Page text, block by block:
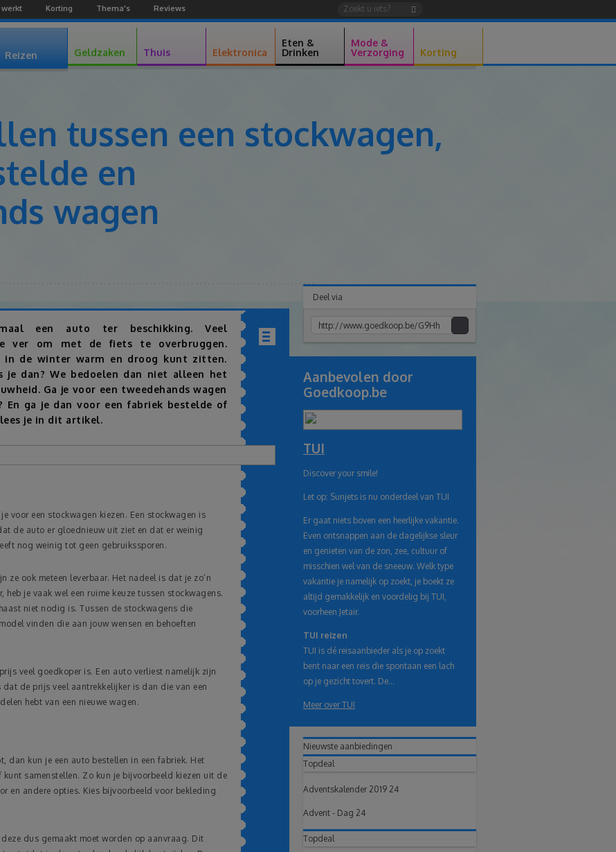
werkt Korting Thema's Reviews
Reizen Geldzaken Thuis Elektronica
Eten &
Drinken
Mode &
Verzorging
Korting
tussen een stockwagen,
en
wagen
Inhoudsopgave
een auto ter beschikking. Veel
ver om met de fiets te overbruggen.
in de winter warm en droog kunt zitten.
dan? We bedoelen dan niet alleen het
Ga je voor een tweedehands wagen
En ga je dan voor een fabriek bestelde of
je in dit artikel.
voor een stockwagen kiezen. Een stockwagen is
de auto er gloednieuw uit ziet en dat er weinig
nog weinig tot geen gebruikssporen.
ze ook meteen leverbaar. Het nadeel is dat je zo’n
je vaak wel een ruime keuze tussen stockwagens.
niet nodig is. Tussen de stockwagens die
vinden die aan jouw wensen en behoeften
veel goedkoper is. Een auto verliest namelijk zijn
de prijs veel aantrekkelijker is dan die van een
hebt van een nieuwe wagen.
dan kun je een auto bestellen in een fabriek. Het
samenstellen. Zo kun je bijvoorbeeld kiezen uit de
en andere opties. Kies bijvoorbeeld voor bekleding
dus gemaakt moet worden op aanvraag. Dit
Deel via
Aanbevolen door
Goedkoop.be
TUI
Discover your smile!
Let op: Sunjets is nu onderdeel van TUI
Er gaat niets boven een heerlijke vakantie.
Even ontsnappen aan de dagelijkse sleur
en genieten van de zon, zee, cultuur of
misschien wel van de sneeuw. Welk type
vakantie je namelijk op zoekt, je boekt ze
altijd gemakkelijk en voordelig bij TUI,
voorheen Jetair.
TUI reizen
TUI is dé reisaanbieder als je op zoekt
bent naar een reis die spontaan een lach
op je gezicht tovert. De...
Meer over TUI
Nieuwste aanbiedingen
Topdeal
Adventskalender 2019 24
Advent - Dag 24
Topdeal